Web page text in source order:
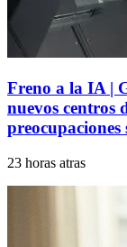
Freno a la IA |
nuevos centros
preocupaciones
23 horas atras